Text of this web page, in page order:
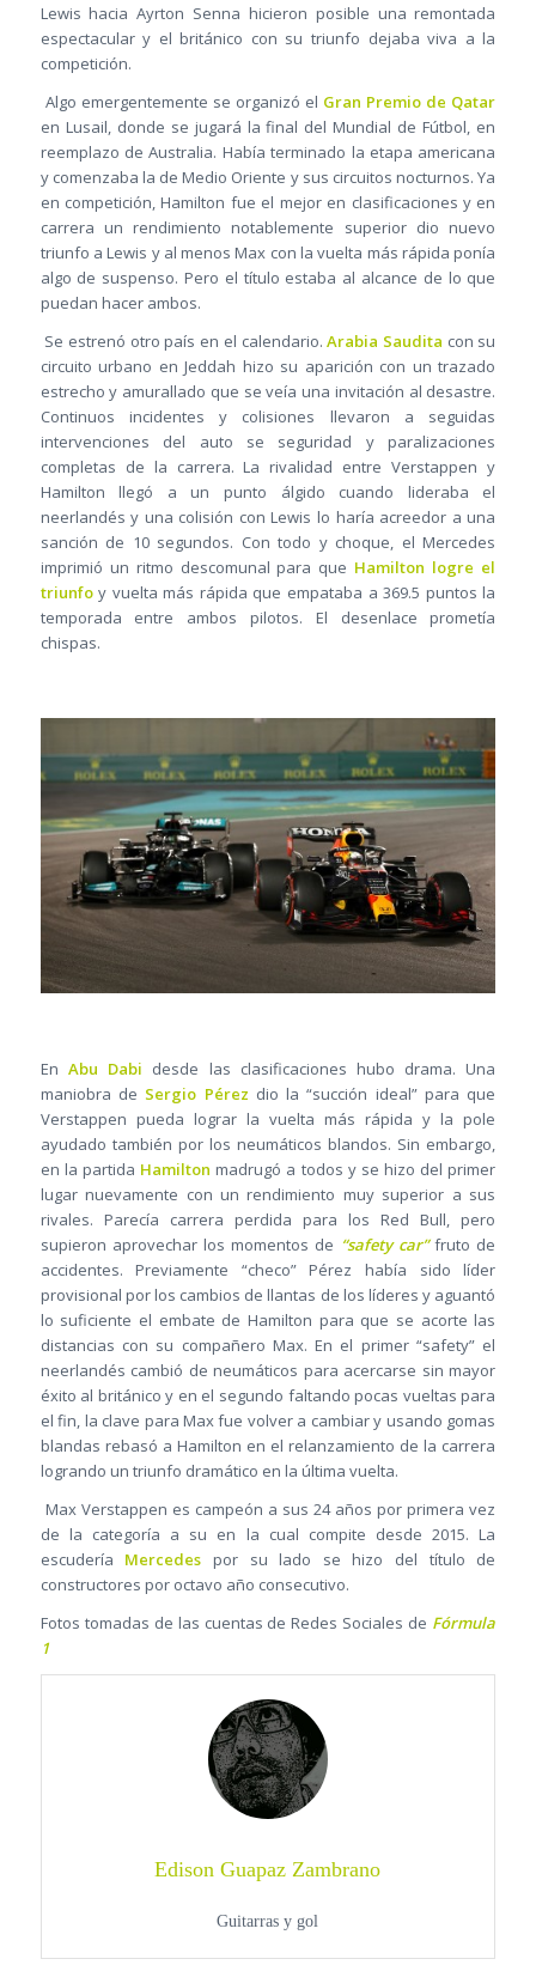
Lewis hacia Ayrton Senna hicieron posible una remontada
espectacular y el británico con su triunfo dejaba viva a la
competición.
Algo emergentemente se organizó el Gran Premio de Qatar
en Lusail, donde se jugará la final del Mundial de Fútbol, en
reemplazo de Australia. Había terminado la etapa americana
y comenzaba la de Medio Oriente y sus circuitos nocturnos. Ya
en competición, Hamilton fue el mejor en clasificaciones y en
carrera un rendimiento notablemente superior dio nuevo
triunfo a Lewis y al menos Max con la vuelta más rápida ponía
algo de suspenso. Pero el título estaba al alcance de lo que
puedan hacer ambos.
Se estrenó otro país en el calendario.Arabia Saudita con su
circuito urbano en Jeddah hizo su aparición con un trazado
estrecho y amurallado que se veía una invitación al desastre.
Continuos incidentes y colisiones llevaron a seguidas
intervenciones del auto se seguridad y paralizaciones
completas de la carrera. La rivalidad entre Verstappen y
Hamilton llegó a un punto álgido cuando lideraba el
neerlandés y una colisión con Lewis lo haría acreedor a una
sanción de 10 segundos. Con todo y choque, el Mercedes
imprimió un ritmo descomunal para que Hamilton logre el
triunfoy vuelta más rápida que empataba a 369.5 puntos la
temporada entre ambos pilotos. El desenlace prometía
chispas.
En Abu Dabi desde las clasificaciones hubo drama. Una
maniobra de Sergio Pérez dio la “succión ideal” para que
Verstappen pueda lograr la vuelta más rápida y la pole
ayudado también por los neumáticos blandos. Sin embargo,
en la partida Hamilton madrugó a todos y se hizo del primer
lugar nuevamente con un rendimiento muy superior a sus
rivales. Parecía carrera perdida para los Red Bull, pero
supieron aprovechar los momentos de “safety car”fruto de
accidentes. Previamente “checo” Pérez había sido líder
provisional por los cambios de llantas de los líderes y aguantó
lo suficiente el embate de Hamilton para que se acorte las
distancias con su compañero Max. En el primer “safety” el
neerlandés cambió de neumáticos para acercarse sin mayor
éxito al británico y en el segundo faltando pocas vueltas para
el fin, la clave para Max fue volver a cambiar y usando gomas
blandas rebasó a Hamilton en el relanzamiento de la carrera
logrando un triunfo dramático en la última vuelta.
Max Verstappen es campeón a sus 24 años por primera vez
de la categoría a su en la cual compite desde 2015. La
escudería Mercedes por su lado se hizo del título de
constructores por octavo año consecutivo.
Fotos tomadas de las cuentas de Redes Sociales de Fórmula
1
Edison Guapaz Zambrano
Guitarras y gol